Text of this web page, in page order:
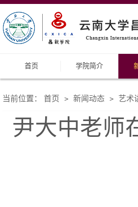
首页 学院简介
当前位置： 首页 > 新闻动态 > 艺术
尹大中老师